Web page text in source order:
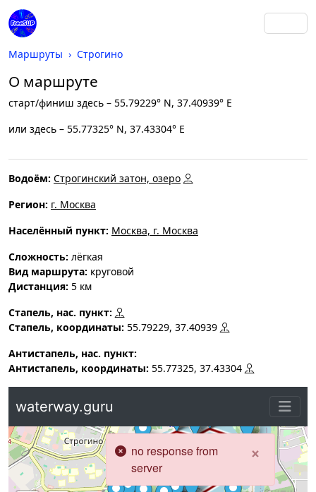
Маршруты Строгино
О маршруте
старт/финиш здесь – 55.79229° N, 37.40939° E
или здесь – 55.77325° N, 37.43304° E
Водоём: Строгинский затон, озеро
Регион: г. Москва
Населённый пункт: Москва, г. Москва
Cложность: лёгкая
Вид маршрута: круговой
Дистанция: 5 км
Стапель, нас. пункт:
Стапель, координаты: 55.79229, 37.40939
Антистапель, нас. пункт:
Антистапель, координаты: 55.77325, 37.43304